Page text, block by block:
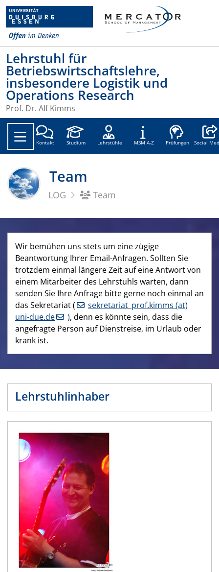
Lehrstuhl für
Betriebswirtschaftslehre,
insbesondere Logistik und
Operations Research
Prof. Dr. Alf Kimms
Kontakt Studium Lehrstühle MSM A-Z Prüfungen Social
Team
LOG Team
Wir bemühen uns stets um eine zügige
Beantwortung Ihrer Email-Anfragen. Sollten Sie
trotzdem einmal längere Zeit auf eine Antwort von
einem Mitarbeiter des Lehrstuhls warten, dann
senden Sie Ihre Anfrage bitte gerne noch einmal an
das Sekretariat (
sekretariat_prof.kimms (at)
uni-due.de
), denn es könnte sein, dass die
angefragte Person auf Dienstreise, im Urlaub oder
krank ist.
Lehrstuhlinhaber